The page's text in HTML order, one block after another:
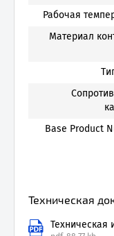
Рабочая
Материал
Base Product
Техническая
Техническая